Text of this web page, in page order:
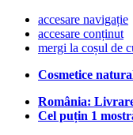
accesare navigație
accesare conținut
mergi la coșul de
Cosmetice
România:
Cel puțin 1